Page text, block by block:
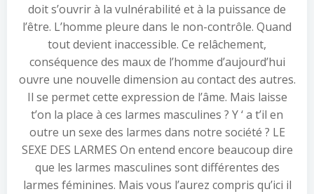
doit s’ouvrir à la vulnérabilité et à la puissance de
l’être. L’homme pleure dans le non-contrôle. Quand
tout devient inaccessible. Ce relâchement,
conséquence des maux de l’homme d’aujourd’hui
ouvre une nouvelle dimension au contact des autres.
Il se permet cette expression de l’âme. Mais laisse
t’on la place à ces larmes masculines ? Y ‘ a t’il en
outre un sexe des larmes dans notre société ? LE
SEXE DES LARMES On entend encore beaucoup dire
que les larmes masculines sont différentes des
larmes féminines. Mais vous l’aurez compris qu’ici il